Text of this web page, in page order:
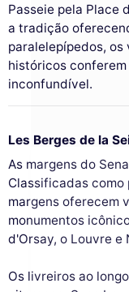
Este site utiliza
cookies
pessoais para
de navegação, medir a
publicitários que lhe
gerir as suas
Nunca!
Passeie pela Place
a tradição
paralelepípedos, os
históricos
inconfundível.
Les Berges de la
As margens do
Classificadas como
margens oferecem
monumentos
d'Orsay, o Louvre e
Os livreiros ao